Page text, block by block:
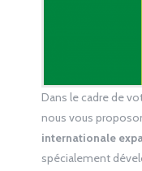
Dans le cadre de
nous vous
internationale
spécialement